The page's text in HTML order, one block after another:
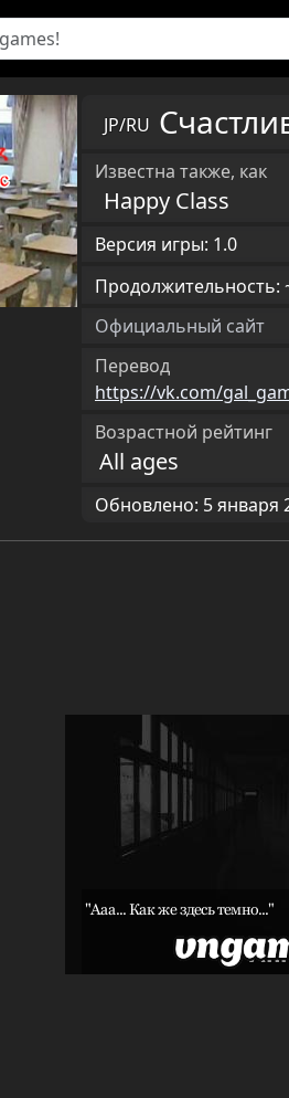
JP/RU
Известна также, как
Happy Class
Версия игры: 1.0
Продолжительность:
Официальный сайт
Перевод
https://vk.com/
Возрастной рейтинг
All ages
Обновлено: 5 января